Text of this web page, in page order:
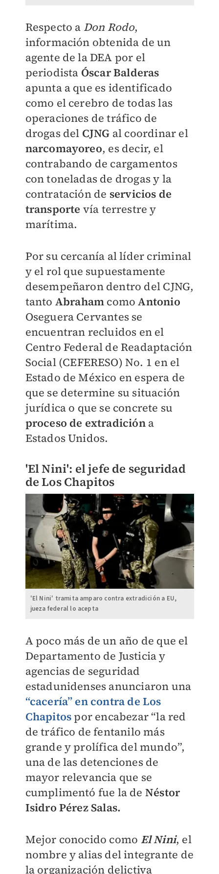
Respecto a Don Rodo,
información obtenida de un
agente de la DEA por el
periodista Óscar Balderas
apunta a que es identificado
como el cerebro de todas las
operaciones de tráfico de
drogas del CJNG al coordinar el
narcomayoreo, es decir, el
contrabando de cargamentos
con toneladas de drogas y la
contratación de servicios de
transporte vía terrestre y
marítima.
Por su cercanía al líder criminal
y el rol que supuestamente
desempeñaron dentro del CJNG,
tanto Abraham comoAntonio
Oseguera Cervantes se
encuentran recluidos en el
Centro Federal de Readaptación
Social (CEFERESO) No. 1 en el
Estado de México en espera de
que se determine su situación
jurídica o que se concrete su
proceso de extradicióna
Estados Unidos.
'El Nini': el jefe de seguridad
de Los Chapitos
'El Nini' tramita amparo contra extradición a EU,
jueza federal lo acepta
A poco más de un año de que el
Departamento de Justicia y
agencias de seguridad
estadunidenses anunciaron una
“cacería” en contra de Los
Chapitos por encabezar “la red
de tráfico de fentanilo más
grande y prolífica del mundo”,
una de las detenciones de
mayor relevancia que se
cumplimentó fue la de Néstor
Isidro Pérez Salas.
Mejor conocido como El Nini, el
nombre y alias del integrante de
la organización delictiva